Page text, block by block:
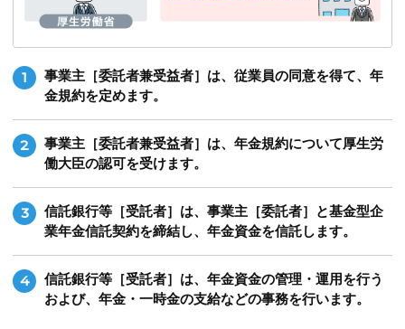
1
事業主［委託者兼受益者］は、従業員の同意を得て、年
金規約を定めます。
2
事業主［委託者兼受益者］は、年金規約について厚生労
働大臣の認可を受けます。
3
信託銀行等［受託者］は、事業主［委託者］と基金型企
業年金信託契約を締結し、年金資金を信託します。
4
信託銀行等［受託者］は、年金資金の管理・運用を行う
および、年金・一時金の支給などの事務を行います。